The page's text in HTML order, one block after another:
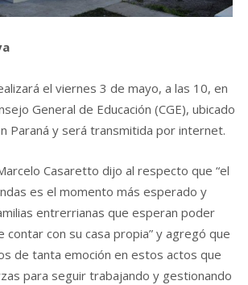
el viernes 3 de mayo, a las 10, en
General de Educación (CGE), ubicado
Paraná y será transmitida por internet.
Casaretto dijo al respecto que “el
es el momento más esperado y
entrerrianas que esperan poder
contar con su casa propia” y agregó que
de tanta emoción en estos actos que
para seguir trabajando y gestionando